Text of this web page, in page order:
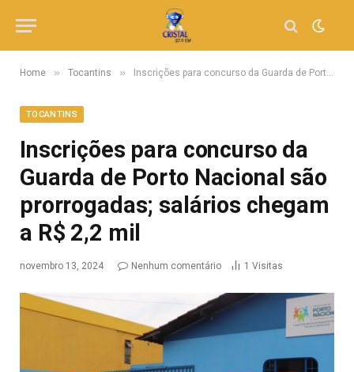
Home » Tocantins » Inscrições para concurso da Guarda de Porto Nacional são prorrogadas; salários chegam a R$ 2,2 mil
TOCANTINS
Inscrições para concurso da
Guarda de Porto Nacional são
prorrogadas; salários chegam
a R$ 2,2 mil
novembro 13, 2024 Nenhum comentário 1 Visitas